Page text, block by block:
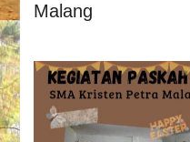
Malang